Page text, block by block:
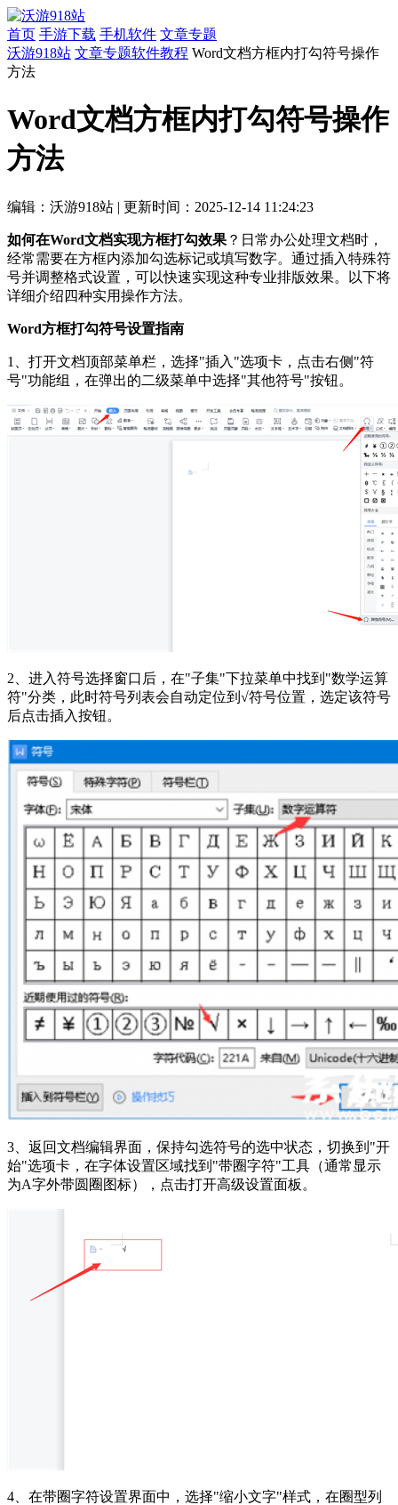
首页 手游下载 手机软件 文章专题
沃游918站 文章专题软件教程 Word文档方框内打勾符号操作
方法
Word文档方框内打勾符号操作
方法
编辑：沃游918站 | 更新时间：2025-12-14 11:24:23
如何在Word文档实现方框打勾效果 ？日常办公处理文档时，
经常需要在方框内添加勾选标记或填写数字。通过插入特殊符
号并调整格式设置，可以快速实现这种专业排版效果。以下将
详细介绍四种实用操作方法。
Word方框打勾符号设置指南
1、打开文档顶部菜单栏，选择"插入"选项卡，点击右侧"符
号"功能组，在弹出的二级菜单中选择"其他符号"按钮。
2、进入符号选择窗口后，在"子集"下拉菜单中找到"数学运算
符"分类，此时符号列表会自动定位到√符号位置，选定该符号
后点击插入按钮。
3、返回文档编辑界面，保持勾选符号的选中状态，切换到"开
始"选项卡，在字体设置区域找到"带圈字符"工具（通常显示
为A字外带圆圈图标），点击打开高级设置面板。
4、在带圈字符设置界面中，选择"缩小文字"样式，在圈型列